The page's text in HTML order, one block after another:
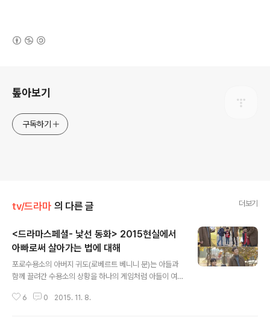
톺아보기
구독하기
tv/드라마 의 다른 글 더보기
<드라마스페셜- 낯선 동화> 2015현실에서
아빠로써 살아가는 법에 대해
포로수용소의 아버지 귀도(로베르트 베니니 분)는 아들과
함께 끌려간 수용소의 상황을 하나의 게임처럼 아들이 여
마지막 순간에 조차, 아들과 눈이 마주친 아버지는 그것마
6 0 2015. 11. 8.